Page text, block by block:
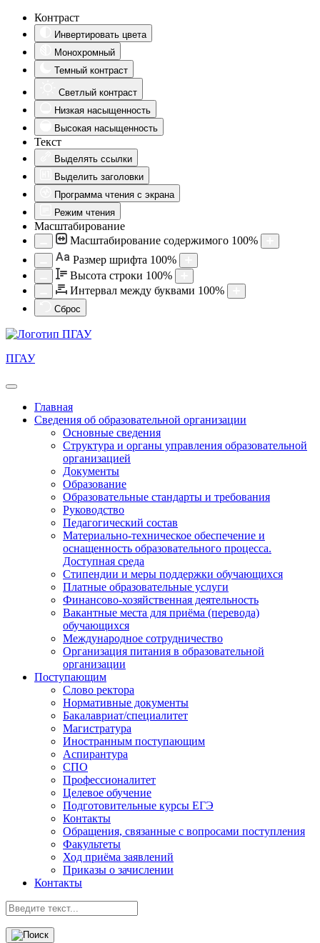
Контраст
Инвертировать цвета
Монохромный
Темный контраст
Светлый контраст
Низкая насыщенность
Высокая насыщенность
Текст
Выделять ссылки
Выделить заголовки
Программа чтения с экрана
Режим чтения
Масштабирование
Масштабирование содержимого 100%
Aa Размер шрифта 100%
Высота строки 100%
Интервал между буквами 100%
Сброс
ПГАУ
Главная
Сведения об образовательной организации
Основные сведения
Структура и органы управления образовательной
организацией
Документы
Образование
Образовательные стандарты и требования
Руководство
Педагогический состав
Материально-техническое обеспечение и
оснащенность образовательного процесса.
Доступная среда
Стипендии и меры поддержки обучающихся
Платные образовательные услуги
Финансово-хозяйственная деятельность
Вакантные места для приёма (перевода)
обучающихся
Международное сотрудничество
Организация питания в образовательной
организации
Поступающим
Слово ректора
Нормативные документы
Бакалавриат/специалитет
Магистратура
Иностранным поступающим
Аспирантура
СПО
Профессионалитет
Целевое обучение
Подготовительные курсы ЕГЭ
Контакты
Обращения, связанные с вопросами поступления
Факультеты
Ход приёма заявлений
Приказы о зачислении
Контакты